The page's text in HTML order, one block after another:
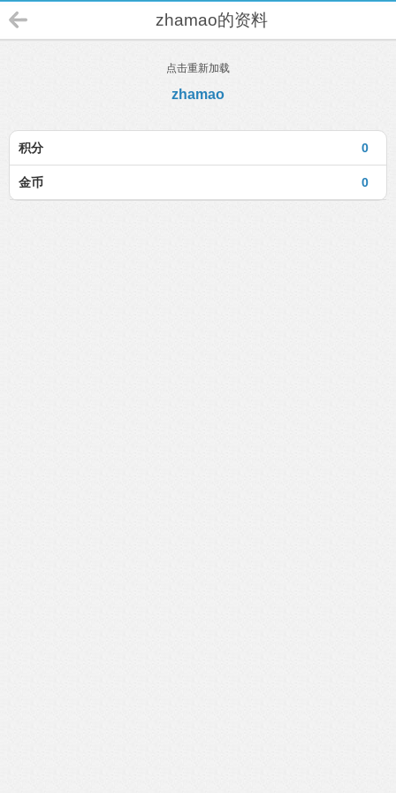
zhamao的资料
点击重新加载
zhamao
0
积分
0
金币